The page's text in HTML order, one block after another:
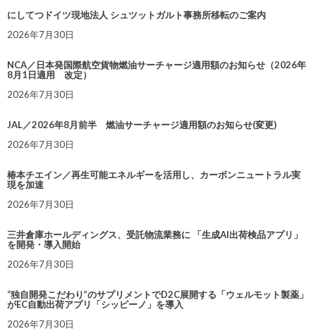
にしてつドイツ現地法人 シュツットガルト事務所移転のご案内
2026年7月30日
NCA／日本発国際航空貨物燃油サーチャージ適用額のお知らせ（2026年
8月1日適用 改定）
2026年7月30日
JAL／2026年8月前半 燃油サーチャージ適用額のお知らせ(変更)
2026年7月30日
椿本チエイン／再生可能エネルギーを活用し、カーボンニュートラル実
現を加速
2026年7月30日
三井倉庫ホールディングス、受託物流業務に 「生成AI出荷検品アプリ」
を開発・導入開始
2026年7月30日
“独自開発こだわり”のサプリメントでD2C展開する「ウェルモット製薬」
がEC自動出荷アプリ「シッピーノ」を導入
2026年7月30日